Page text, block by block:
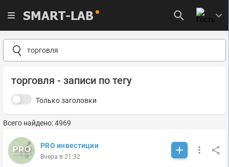
SMART-LAB
торговля - записи по тегу
Только заголовки
Всего найдено: 4969
PRO инвестиции
Вчера в 21:32